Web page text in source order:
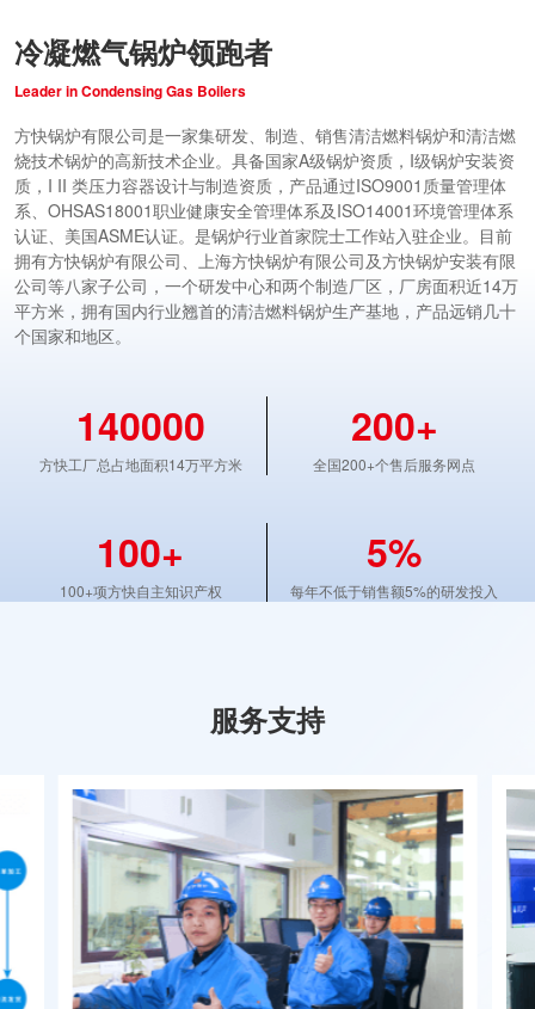
冷凝燃气锅炉领跑者
Leader in Condensing Gas Boilers
方快锅炉有限公司是一家集研发、制造、销售清洁燃料锅炉和清洁燃
烧技术锅炉的高新技术企业。具备国家A级锅炉资质，I级锅炉安装资
质，I II 类压力容器设计与制造资质，产品通过ISO9001质量管理体
系、OHSAS18001职业健康安全管理体系及ISO14001环境管理体系
认证、美国ASME认证。是锅炉行业首家院士工作站入驻企业。目前
拥有方快锅炉有限公司、上海方快锅炉有限公司及方快锅炉安装有限
公司等八家子公司，一个研发中心和两个制造厂区，厂房面积近14万
平方米，拥有国内行业翘首的清洁燃料锅炉生产基地，产品远销几十
个国家和地区。
140000
方快工厂总占地面积14万平方米
200+
全国200+个售后服务网点
100+
100+项方快自主知识产权
5%
每年不低于销售额5%的研发投入
服务支持